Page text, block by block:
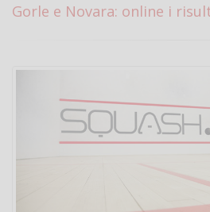
Gorle e Novara: online i